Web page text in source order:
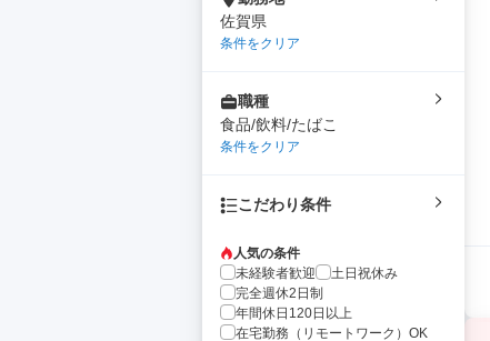
佐賀県
条件をクリア
職種
食品/飲料/たばこ
条件をクリア
こだわり条件
人気の条件
未経験者歓迎
土日祝休み
完全週休2日制
年間休日120日以上
在宅勤務（リモートワーク）OK